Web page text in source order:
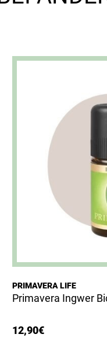
PRIMAVERA LIFE
Primavera Ingwer
12,90€